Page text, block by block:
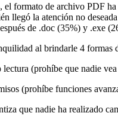
el formato de archivo PDF
llegó la atención no
de .doc (35%) y .exe
al brindarle 4 formas
lectura (prohíbe que nadie
(prohíbe funciones
que nadie ha realizado